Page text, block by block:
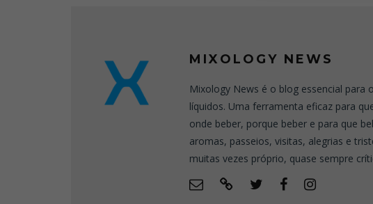
MIXOLOGY NEWS
Mixology News é o blog essencial para
líquidos. Uma ferramenta eficaz para
onde beber, porque beber e para que
aromas, passeios, visitas, alegrias e
muitas vezes próprio, quase sempre